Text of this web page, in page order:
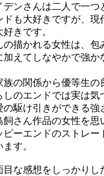
ンさんは二人で一つ
ドも大好きですが、現
きです。
描かれる女性は、包
加えてしなやかで強か
族の関係から優等生の
しのエンドでは実は気
駆け引きができる強
さん作品の女性を思
ピーエンドのストレー
す。
目な感想をしっかり